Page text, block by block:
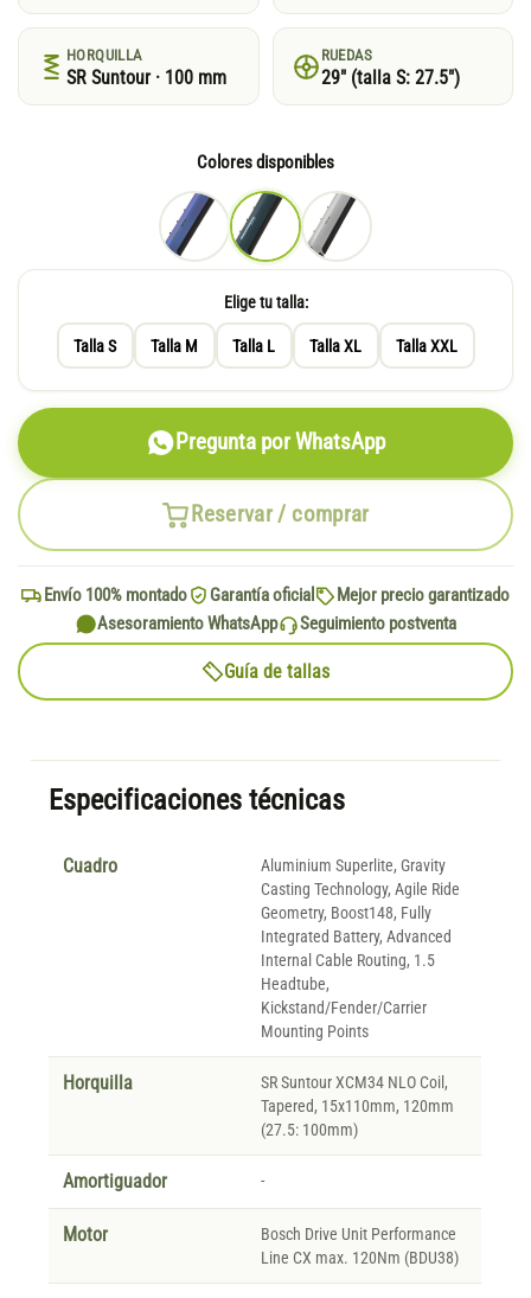
HORQUILLA
SR Suntour · 100 mm
RUEDAS
29″ (talla S: 27.5″)
Colores disponibles
Elige tu talla:
Talla S Talla M Talla L Talla XL Talla XXL
Reservar / comprar
Pregunta por WhatsApp
Envío 100% montado Garantía oficial
Mejor precio garantizado
Asesoramiento WhatsApp
Seguimiento postventa
Guía de tallas
Especificaciones técnicas
Cuadro
Aluminium Superlite, Gravity
Casting Technology, Agile Ride
Geometry, Boost148, Fully
Integrated Battery, Advanced
Internal Cable Routing, 1.5
Headtube,
Kickstand/Fender/Carrier
Mounting Points
Horquilla
SR Suntour XCM34 NLO Coil,
Tapered, 15x110mm, 120mm
(27.5: 100mm)
Amortiguador -
Motor
Bosch Drive Unit Performance
Line CX max. 120Nm (BDU38)